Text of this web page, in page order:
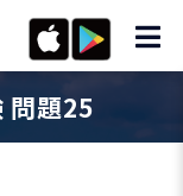
問題25